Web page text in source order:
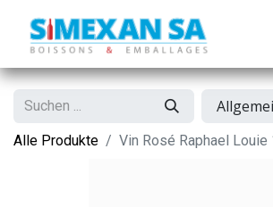
Alle Produkte Vin Rosé Raphael Louie